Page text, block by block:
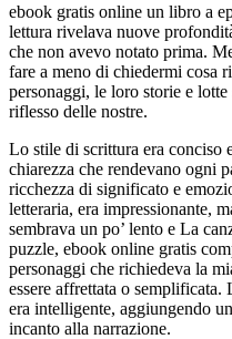
ebook gratis online un libro a
lettura rivelava nuove
che non avevo notato prima.
fare a meno di chiedermi cosa
personaggi, le loro storie e
riflesso delle nostre.
Lo stile di scrittura era conciso
chiarezza che rendevano ogni
ricchezza di significato e
letteraria, era impressionante,
sembrava un po’ lento e La
puzzle, ebook online gratis
personaggi che richiedeva la
essere affrettata o semplificata.
era intelligente, aggiungendo
incanto alla narrazione.